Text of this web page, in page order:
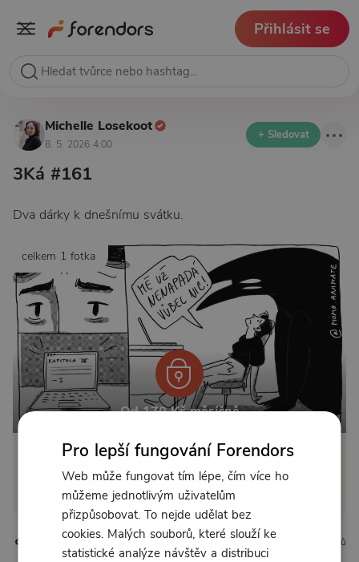
Přihlásit se
Michelle Losekoot
8. 5. 2026 4:00
+ Sledovat
3Ká #161
Dva dárky k dnešnímu svátku.
celkem 1 fotka
Od 170 Kč měsíčně
Klikněte pro odemčení
nebo sepřihlaste
11 líbí 2 komentářů
Pro lepší fungování Forendors
Web může fungovat tím lépe, čím více ho
můžeme jednotlivým uživatelům
přizpůsobovat. To nejde udělat bez
cookies. Malých souborů, které slouží ke
statistické analýze návštěv a distribuci